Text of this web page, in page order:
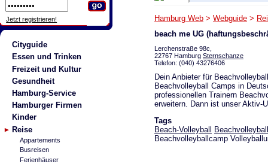
Jetzt registrieren!
Cityguide
Essen und Trinken
Freizeit und Kultur
Gesundheit
Hamburg-Service
Hamburger Firmen
Kinder
Reise
Appartements
Busreisen
Ferienhäuser
Hamburg Web > Webguide >
beach me UG
Lerchenstraße 98c,
22767 Hamburg Sternschanze
Telefon: (040) 43276406
Dein Anbieter für
Beachvolleyball Camps in
professionellen Trainern
erweitern. Dann ist unser Aktiv-
Tags
Beach-Volleyball Beachvolleyball
Beachvolleyballcamp